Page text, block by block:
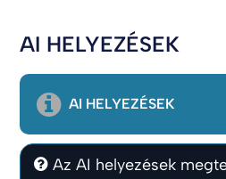
AI HELYEZÉSEK
AI HELYEZÉSEK
Az AI helyezések